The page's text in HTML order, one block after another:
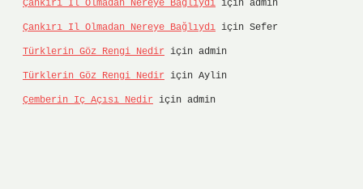
Çankırı Il Olmadan Nereye Bağlıydı için admin
Çankırı Il Olmadan Nereye Bağlıydı için Sefer
Türklerin Göz Rengi Nedir için admin
Türklerin Göz Rengi Nedir için Aylin
Çemberin Iç Açısı Nedir için admin